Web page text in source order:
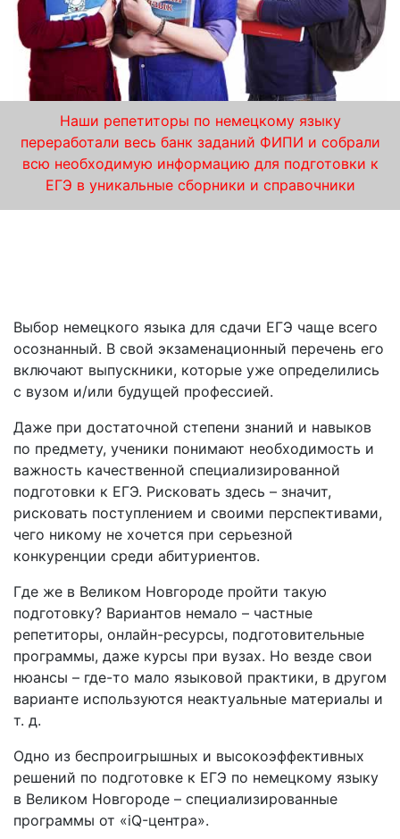
Наши репетиторы по немецкому языку
переработали весь банк заданий ФИПИ и собрали
всю необходимую информацию для подготовки к
ЕГЭ в уникальные сборники и справочники
Выбор немецкого языка для сдачи ЕГЭ чаще всего
осознанный. В свой экзаменационный перечень его
включают выпускники, которые уже определились
с вузом и/или будущей профессией.
Даже при достаточной степени знаний и навыков
по предмету, ученики понимают необходимость и
важность качественной специализированной
подготовки к ЕГЭ. Рисковать здесь – значит,
рисковать поступлением и своими перспективами,
чего никому не хочется при серьезной
конкуренции среди абитуриентов.
Где же в Великом Новгороде пройти такую
подготовку? Вариантов немало – частные
репетиторы, онлайн-ресурсы, подготовительные
программы, даже курсы при вузах. Но везде свои
нюансы – где-то мало языковой практики, в другом
варианте используются неактуальные материалы и
т. д.
Одно из беспроигрышных и высокоэффективных
решений по подготовке к ЕГЭ по немецкому языку
в Великом Новгороде – специализированные
программы от «iQ-центра».